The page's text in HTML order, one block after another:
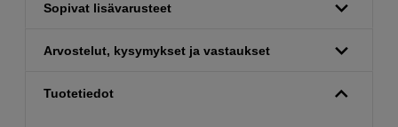
Sopivat lisävarusteet
Arvostelut, kysymykset ja vastaukset
Tuotetiedot